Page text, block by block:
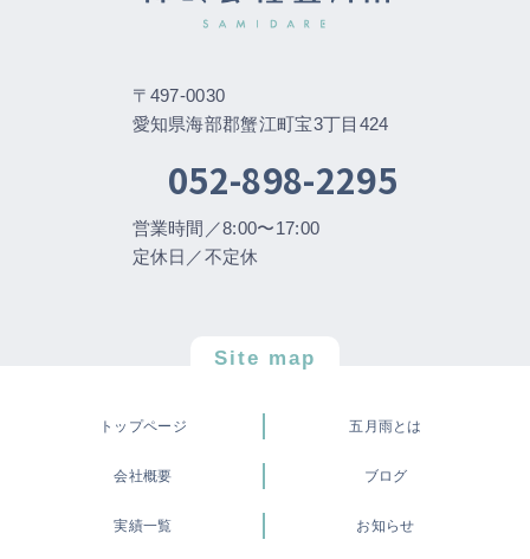
〒497-0030
愛知県海部郡蟹江町宝3丁目424
052-898-2295
営業時間／8:00〜17:00
定休日／不定休
Site map
トップページ 五月雨とは
会社概要 ブログ
実績一覧 お知らせ